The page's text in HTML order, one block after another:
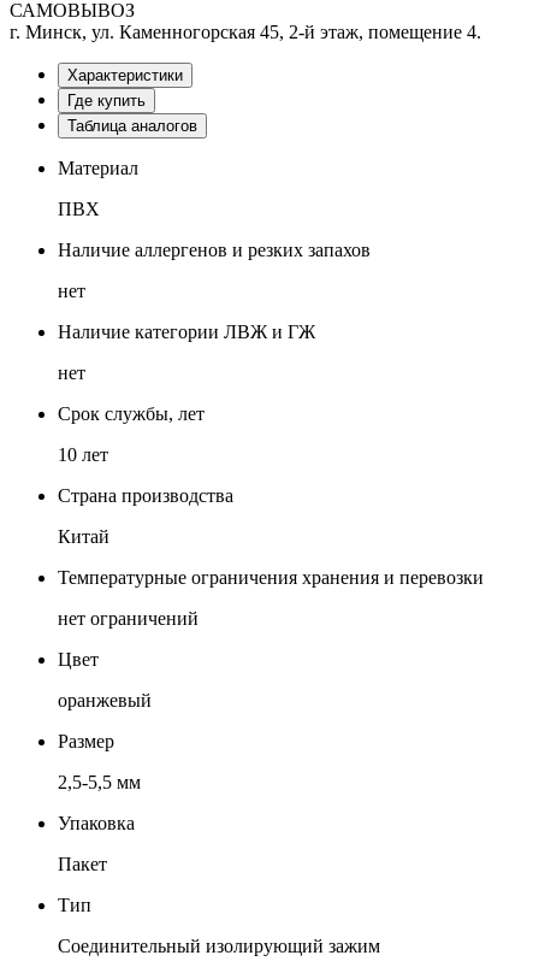
САМОВЫВОЗ
г. Минск, ул. Каменногорская 45, 2-й этаж, помещение 4.
Характеристики
Где купить
Таблица аналогов
Материал
ПВХ
Наличие аллергенов и резких запахов
нет
Наличие категории ЛВЖ и ГЖ
нет
Срок службы, лет
10 лет
Страна производства
Китай
Температурные ограничения хранения и перевозки
нет ограничений
Цвет
оранжевый
Размер
2,5-5,5 мм
Упаковка
Пакет
Тип
Соединительный изолирующий зажим